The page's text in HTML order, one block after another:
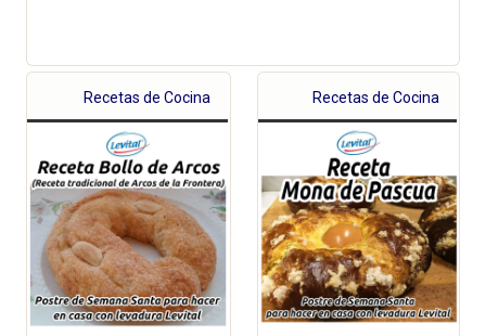
Recetas de Cocina Recetas de Cocina